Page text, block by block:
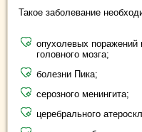
Такое заболевание
опухолевых поражений
головного мозга;
болезни Пика;
серозного менингита;
церебрального